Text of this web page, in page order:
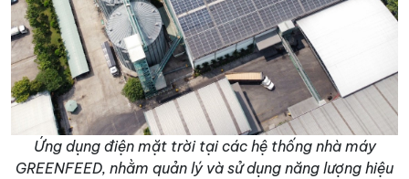
Ứng dụng điện mặt trời tại các hệ thống nhà máy
GREENFEED, nhằm quản lý và sử dụng năng lượng hiệu